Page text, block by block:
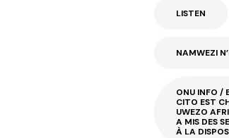
LISTEN
NAMWEZI
ONU INFO /
CITO EST
UWEZO
A MIS DES
À LA